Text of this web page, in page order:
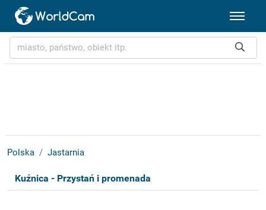
Polska Jastarnia
Kuźnica - Przystań i promenada